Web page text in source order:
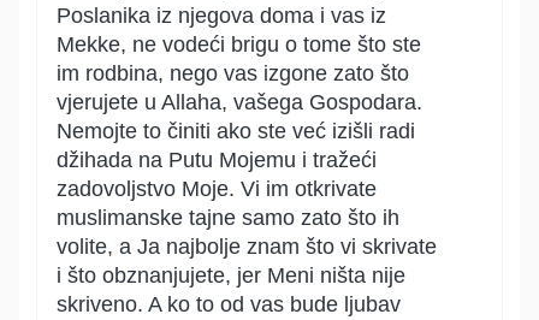
Poslanika iz njegova doma i vas iz
Mekke, ne vodeći brigu o tome što ste
im rodbina, nego vas izgone zato što
vjerujete u Allaha, vašega Gospodara.
Nemojte to činiti ako ste već izišli radi
džihada na Putu Mojemu i tražeći
zadovoljstvo Moje. Vi im otkrivate
muslimanske tajne samo zato što ih
volite, a Ja najbolje znam što vi skrivate
i što obznanjujete, jer Meni ništa nije
skriveno. A ko to od vas bude ljubav